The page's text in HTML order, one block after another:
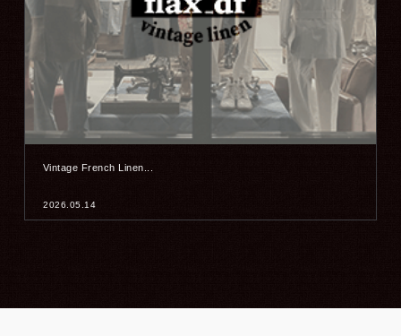
Vintage French Linen...
2026.05.14